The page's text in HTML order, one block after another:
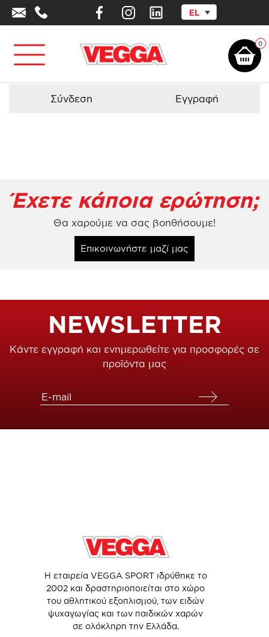
EL
0
Αρχική σελίδα Προϊόντα - Εξοπλισμός Robinia Series/Χειρήλατο
Σύνδεση Εγγραφή
Έχετε κάποια ερώτηση;
Θα χαρούμε να σας βοηθήσουμε!
Επικοινωνήστε μαζί μας
NEWSLETTER
Κάντε εγγραφή και ενημερωθείτε για προσφορές σε
προϊόντα μας
Η εταιρεία VEGGA SPORT ιδρύθηκε το
2002 και δραστηριοποιείται στο χώρο
του αθλητικού εξοπλισμού, των ειδών
ψυχαγωγίας και των παιδικών χαρών
σε ολόκληρη την Ελλάδα.